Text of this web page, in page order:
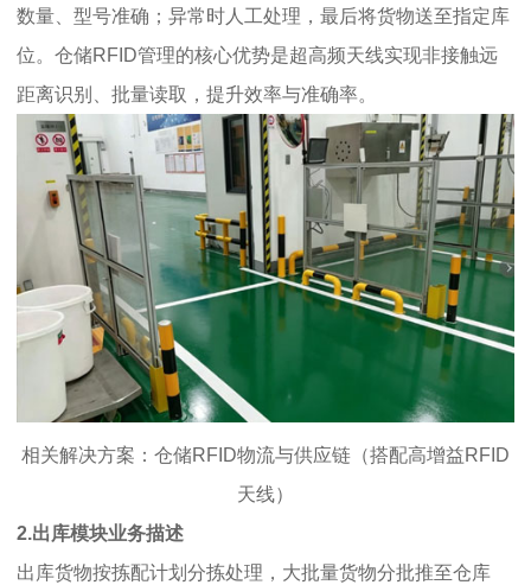
数量、型号准确；异常时人工处理，最后将货物送至指定库
位。仓储RFID管理的核心优势是超高频天线实现非接触远
距离识别、批量读取，提升效率与准确率。
相关解决方案：仓储RFID物流与供应链（搭配高增益RFID
天线）
2.出库模块业务描述
出库货物按拣配计划分拣处理，大批量货物分批推至仓库